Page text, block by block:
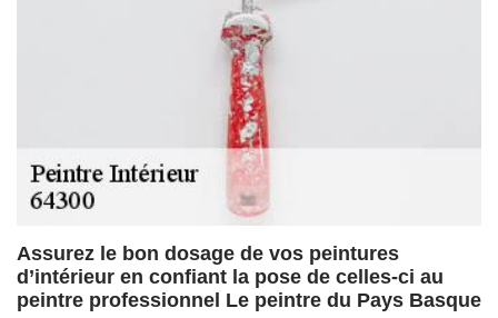
Assurez le bon dosage de vos peintures
d’intérieur en confiant la pose de celles-ci au
peintre professionnel Le peintre du Pays Basque